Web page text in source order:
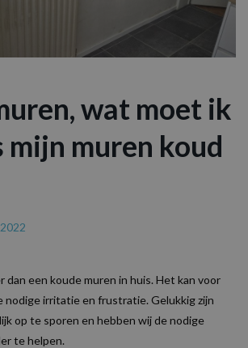
wat moet ik
mijn muren koud
dan een koude muren in huis. Het kan voor
nodige irritatie en frustratie. Gelukkig zijn
op te sporen en hebben wij de nodige
te helpen.